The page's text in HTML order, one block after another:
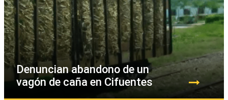
Denuncian abandono de un
vagón de caña en Cifuentes